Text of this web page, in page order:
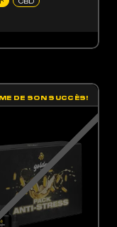
DE SON SUCCÈS!
ÊTRE CHOISIES SUR LA